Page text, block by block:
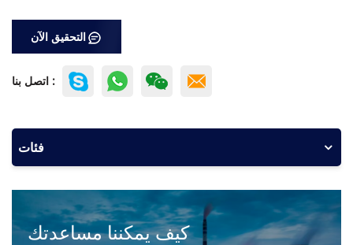
التحقيق الآن
اتصل بنا :
فئات
كيف يمكننا مساعدتك